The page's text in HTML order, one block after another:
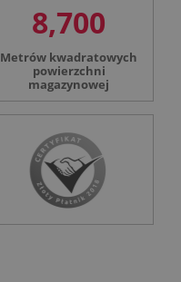
8,700
Metrów kwadratowych
powierzchni
magazynowej